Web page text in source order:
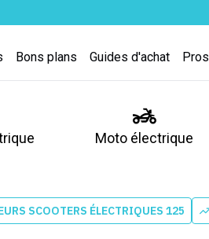
Bons plans Guides d'achat Pros
Moto électrique
SCOOTERS ÉLECTRIQUES 125